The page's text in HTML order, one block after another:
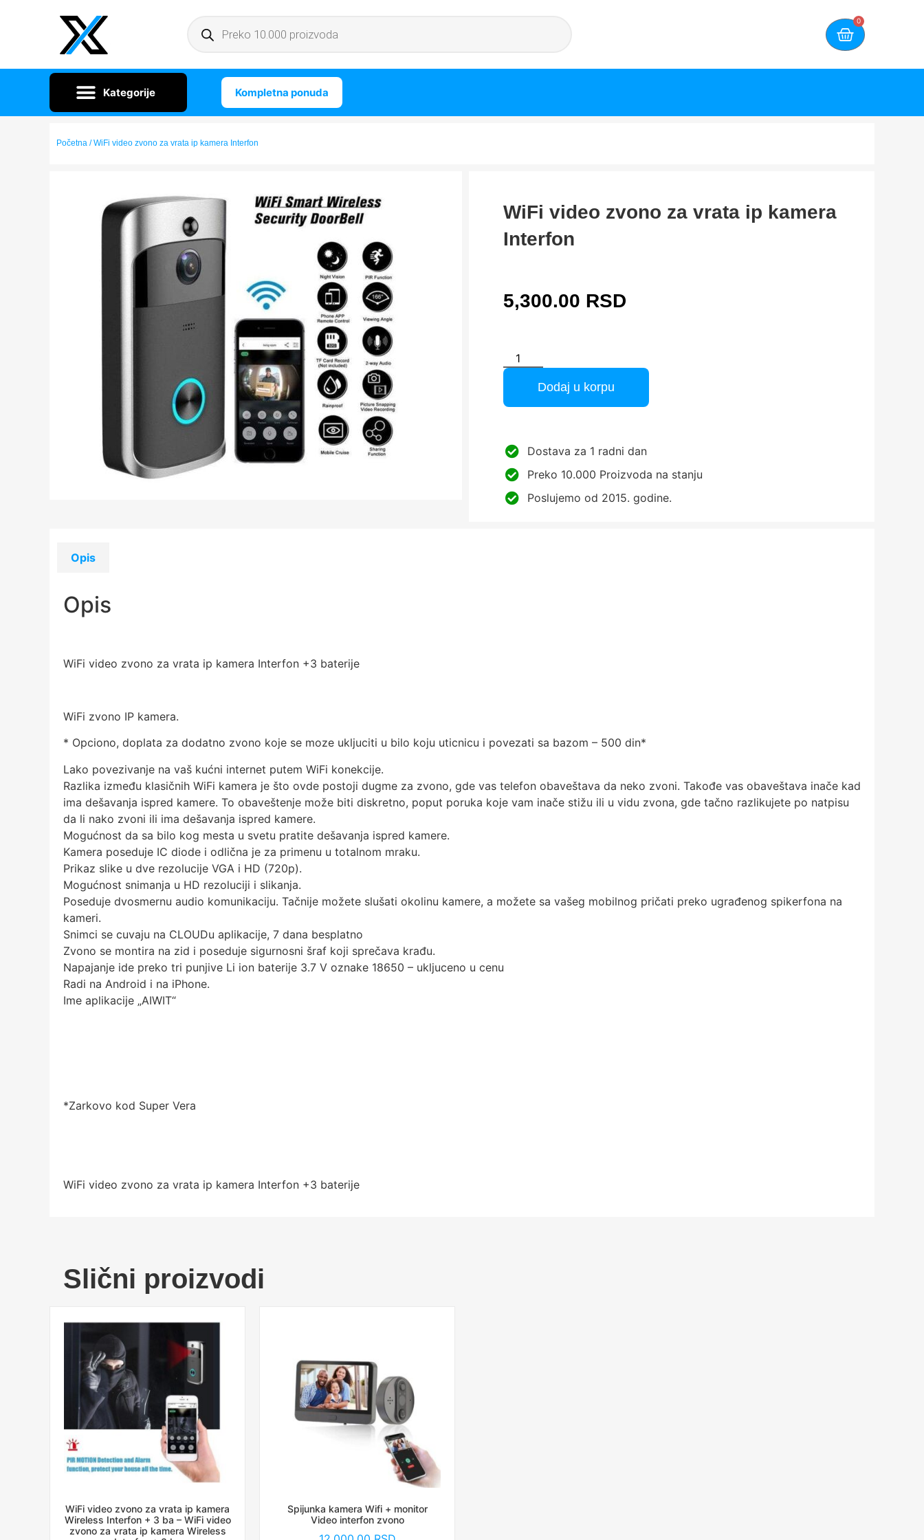
0
Kompletna ponuda
Početna / WiFi video zvono za vrata ip kamera Interfon
WiFi video zvono za vrata ip kamera
Interfon
5,300.00 RSD
Dodaj u korpu
Dostava za 1 radni dan
Preko 10.000 Proizvoda na stanju
Poslujemo od 2015. godine.
Opis
Opis
WiFi video zvono za vrata ip kamera Interfon +3 baterije
WiFi zvono IP kamera.
* Opciono, doplata za dodatno zvono koje se moze ukljuciti u bilo koju uticnicu i povezati sa bazom – 500 din*
Lako povezivanje na vaš kućni internet putem WiFi konekcije.
Razlika između klasičnih WiFi kamera je što ovde postoji dugme za zvono, gde vas telefon obaveštava da neko zvoni. Takođe vas obaveštava inače kad
ima dešavanja ispred kamere. To obaveštenje može biti diskretno, poput poruka koje vam inače stižu ili u vidu zvona, gde tačno razlikujete po natpisu
da li nako zvoni ili ima dešavanja ispred kamere.
Mogućnost da sa bilo kog mesta u svetu pratite dešavanja ispred kamere.
Kamera poseduje IC diode i odlična je za primenu u totalnom mraku.
Prikaz slike u dve rezolucije VGA i HD (720p).
Mogućnost snimanja u HD rezoluciji i slikanja.
Poseduje dvosmernu audio komunikaciju. Tačnije možete slušati okolinu kamere, a možete sa vašeg mobilnog pričati preko ugrađenog spikerfona na
kameri.
Snimci se cuvaju na CLOUDu aplikacije, 7 dana besplatno
Zvono se montira na zid i poseduje sigurnosni šraf koji sprečava krađu.
Napajanje ide preko tri punjive Li ion baterije 3.7 V oznake 18650 – ukljuceno u cenu
Radi na Android i na iPhone.
Ime aplikacije „AIWIT“
*Zarkovo kod Super Vera
WiFi video zvono za vrata ip kamera Interfon +3 baterije
Slični proizvodi
WiFi video zvono za vrata ip kamera
Wireless Interfon + 3 ba – WiFi video
zvono za vrata ip kamera Wireless
Spijunka kamera Wifi + monitor
Video interfon zvono